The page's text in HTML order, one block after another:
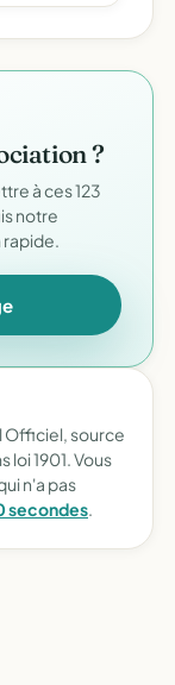
?
à ces 123
notre
Officiel, source
1901. Vous
n'a pas
secondes.